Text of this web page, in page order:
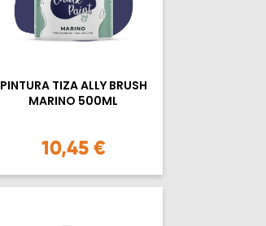
PINTURA TIZA ALLY BRUSH
MARINO 500ML
10,45 €